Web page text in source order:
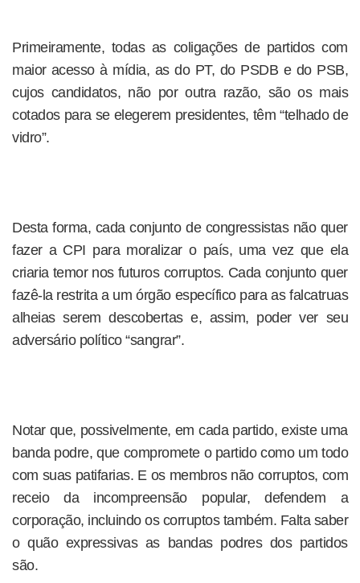
Primeiramente, todas as coligações de partidos com
maior acesso à mídia, as do PT, do PSDB e do PSB,
cujos candidatos, não por outra razão, são os mais
cotados para se elegerem presidentes, têm “telhado de
vidro”.
Desta forma, cada conjunto de congressistas não quer
fazer a CPI para moralizar o país, uma vez que ela
criaria temor nos futuros corruptos. Cada conjunto quer
fazê-la restrita a um órgão específico para as falcatruas
alheias serem descobertas e, assim, poder ver seu
adversário político “sangrar”.
Notar que, possivelmente, em cada partido, existe uma
banda podre, que compromete o partido como um todo
com suas patifarias. E os membros não corruptos, com
receio da incompreensão popular, defendem a
corporação, incluindo os corruptos também. Falta saber
o quão expressivas as bandas podres dos partidos
são.